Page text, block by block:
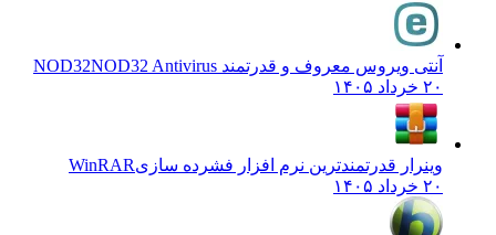
آنتی ویروس معروف و قدرتمند NOD32 NOD32 Antivirus
۲۰ خرداد ۱۴۰۵
وینرار قدرتمندترین نرم افزار فشرده سازیWinRAR
۲۰ خرداد ۱۴۰۵